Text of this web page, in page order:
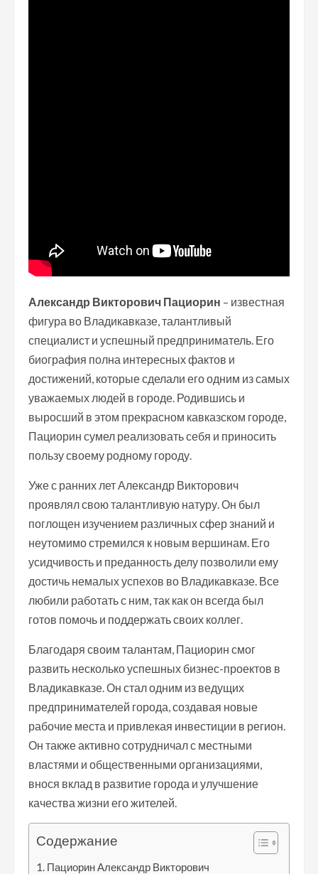
Александр Викторович Пациорин – известная
фигура во Владикавказе, талантливый
специалист и успешный предприниматель. Его
биография полна интересных фактов и
достижений, которые сделали его одним из самых
уважаемых людей в городе. Родившись и
выросший в этом прекрасном кавказском городе,
Пациорин сумел реализовать себя и приносить
пользу своему родному городу.
Уже с ранних лет Александр Викторович
проявлял свою талантливую натуру. Он был
поглощен изучением различных сфер знаний и
неутомимо стремился к новым вершинам. Его
усидчивость и преданность делу позволили ему
достичь немалых успехов во Владикавказе. Все
любили работать с ним, так как он всегда был
готов помочь и поддержать своих коллег.
Благодаря своим талантам, Пациорин смог
развить несколько успешных бизнес-проектов в
Владикавказе. Он стал одним из ведущих
предпринимателей города, создавая новые
рабочие места и привлекая инвестиции в регион.
Он также активно сотрудничал с местными
властями и общественными организациями,
внося вклад в развитие города и улучшение
качества жизни его жителей.
Содержание
Пациорин Александр Викторович